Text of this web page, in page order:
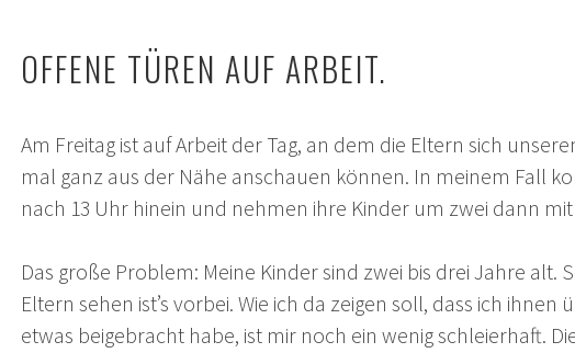
OFFENE TÜREN AUF ARBEIT.
Am Freitag ist auf Arbeit der Tag, an dem die Eltern sich
mal ganz aus der Nähe anschauen können. In meinem Fall
nach 13 Uhr hinein und nehmen ihre Kinder um zwei dann
Das große Problem: Meine Kinder sind zwei bis drei Jahre alt.
Eltern sehen ist’s vorbei. Wie ich da zeigen soll, dass ich ihnen
etwas beigebracht habe, ist mir noch ein wenig schleierhaft.